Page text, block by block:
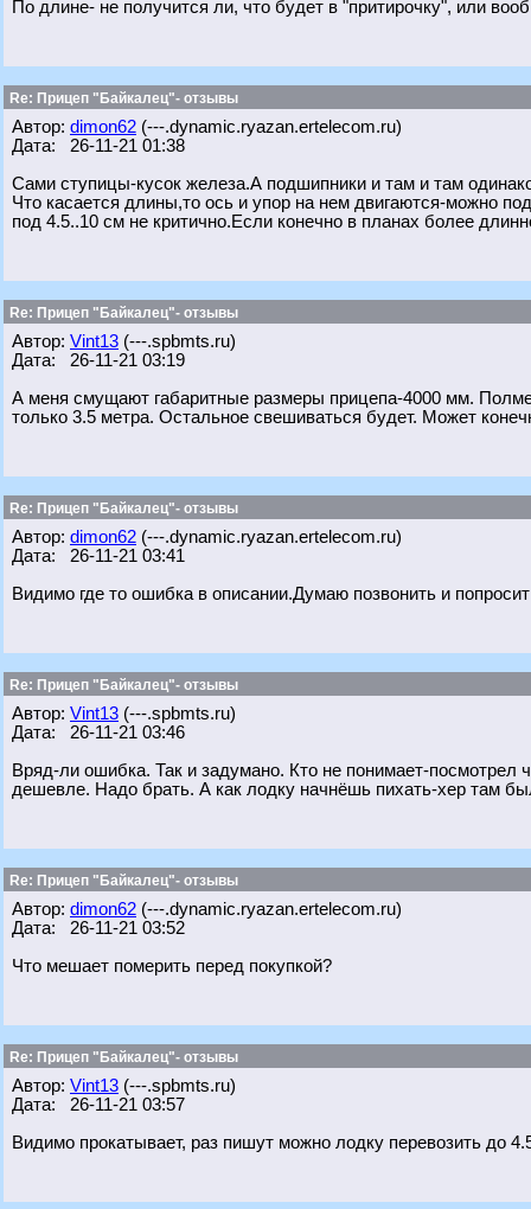
По длине- не получится ли, что будет в "притирочку", или
Re: Прицеп "Байкалец"- отзывы
Автор: dimon62 (---.dynamic.ryazan.ertelecom.ru)
Дата: 26-11-21 01:38
Сами ступицы-кусок железа.А подшипники и там и там
Что касается длины,то ось и упор на нем двигаются-можно
под 4.5..10 см не критично.Если конечно в планах более
Re: Прицеп "Байкалец"- отзывы
Автор: Vint13 (---.spbmts.ru)
Дата: 26-11-21 03:19
А меня смущают габаритные размеры прицепа-4000 мм.
только 3.5 метра. Остальное свешиваться будет. Может
Re: Прицеп "Байкалец"- отзывы
Автор: dimon62 (---.dynamic.ryazan.ertelecom.ru)
Дата: 26-11-21 03:41
Видимо где то ошибка в описании.Думаю позвонить и
Re: Прицеп "Байкалец"- отзывы
Автор: Vint13 (---.spbmts.ru)
Дата: 26-11-21 03:46
Вряд-ли ошибка. Так и задумано. Кто не понимает-посмотрел
дешевле. Надо брать. А как лодку начнёшь пихать-хер там
Re: Прицеп "Байкалец"- отзывы
Автор: dimon62 (---.dynamic.ryazan.ertelecom.ru)
Дата: 26-11-21 03:52
Что мешает померить перед покупкой?
Re: Прицеп "Байкалец"- отзывы
Автор: Vint13 (---.spbmts.ru)
Дата: 26-11-21 03:57
Видимо прокатывает, раз пишут можно лодку перевозить до